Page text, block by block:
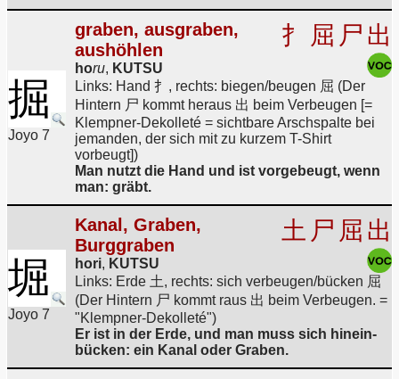
掘
Joyo 7
graben, ausgraben,
aushöhlen
horu, KUTSU
扌 屈 尸 出
Links: Hand 扌, rechts: biegen/beugen 屈 (Der
Hintern 尸 kommt heraus 出 beim Verbeugen [=
Klempner-Dekolleté = sichtbare Arschspalte bei
jemanden, der sich mit zu kurzem T-Shirt
vorbeugt])
Man nutzt die Hand und ist vorgebeugt, wenn
man: gräbt.
堀
Joyo 7
Kanal, Graben,
Burggraben
hori, KUTSU
土 尸 屈 出
Links: Erde 土, rechts: sich verbeugen/bücken 屈
(Der Hintern 尸 kommt raus 出 beim Verbeugen. =
"Klempner-Dekolleté")
Er ist in der Erde, und man muss sich hinein-
bücken: ein Kanal oder Graben.